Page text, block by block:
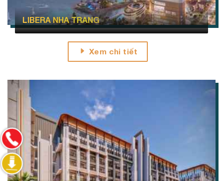
LIBERA NHA TRANG
Xem chi tiết